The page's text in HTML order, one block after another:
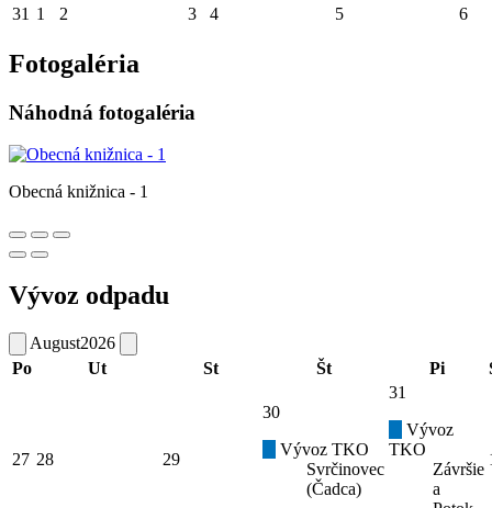
31 1 2 3 4 5 6
Fotogaléria
Náhodná fotogaléria
Obecná knižnica - 1
Vývoz odpadu
August2026
Po
Ut St Št Pi
27 28 29
30
Vývoz TKO
Svrčinovec
(Čadca)
31
Vývoz
TKO
Závršie
a